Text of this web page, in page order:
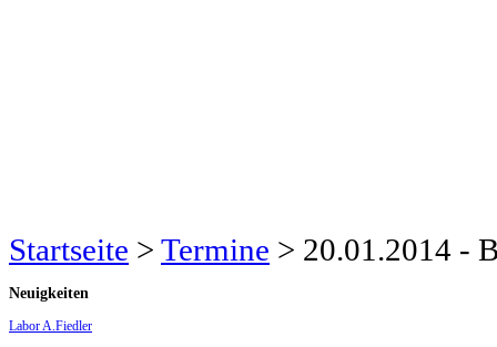
Startseite > Termine > 20.01.2014 -
Neuigkeiten
Labor A.Fiedler